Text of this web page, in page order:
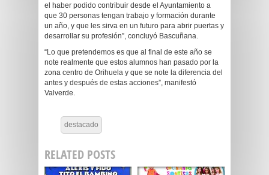
el haber podido contribuir desde el Ayuntamiento a
que 30 personas tengan trabajo y formación durante
un año, y que les sirva en un futuro para abrir puertas y
desarrollar su profesión”, concluyó Bascuñana.
“Lo que pretendemos es que al final de este año se
note realmente que estos alumnos han pasado por la
zona centro de Orihuela y que se note la diferencia del
antes y después de estas acciones”, manifestó
Valverde.
destacado
RELATED POSTS